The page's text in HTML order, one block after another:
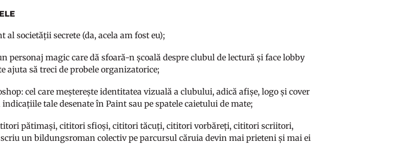
societății secrete (da, acela am fost eu);
personaj magic care dă sfoară-n școală despre clubul de lectură și face lobby
ajuta să treci de probele organizatorice;
cel care meșterește identitatea vizuală a clubului, adică afișe, logo și cover
tale desenate în Paint sau pe spatele caietului de mate;
pătimași, cititori sfioși, cititori tăcuți, cititori vorbăreți, cititori scriitori,
un bildungsroman colectiv pe parcursul căruia devin mai prieteni și mai ei